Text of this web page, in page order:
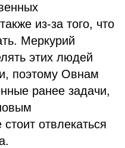
из-за того, что
Меркурий
этих людей
поэтому Овнам
ранее задачи,
отвлекаться